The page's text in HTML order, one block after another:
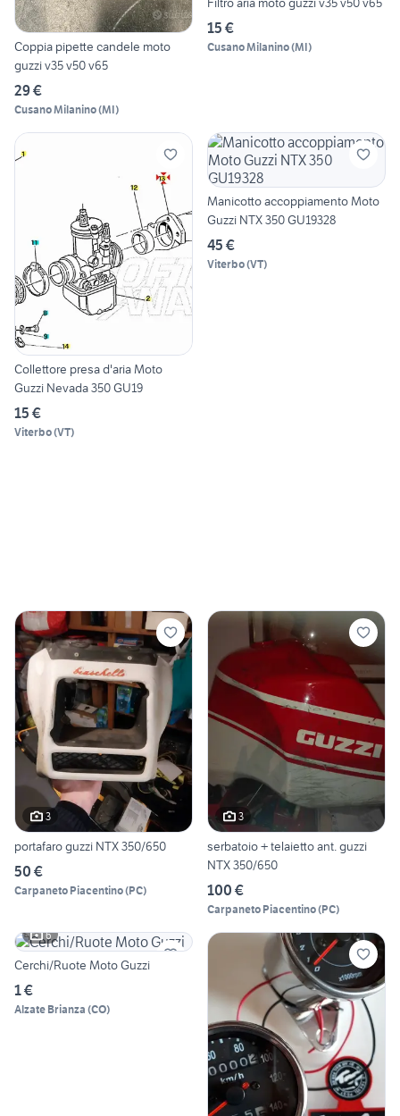
Coppia pipette candele moto
guzzi v35 v50 v65
29 €
Cusano Milanino(MI)
15 €
Cusano Milanino(MI)
Collettore presa d'aria Moto
Guzzi Nevada 350 GU19
15 €
Viterbo(VT)
Manicotto accoppiamento Moto
Guzzi NTX 350 GU19328
45 €
Viterbo(VT)
3
portafaro guzzi NTX 350/650
50 €
Carpaneto Piacentino(PC)
3
serbatoio + telaietto ant. guzzi
NTX 350/650
100 €
Carpaneto Piacentino(PC)
6
Cerchi/Ruote Moto Guzzi
1 €
Alzate Brianza (CO)